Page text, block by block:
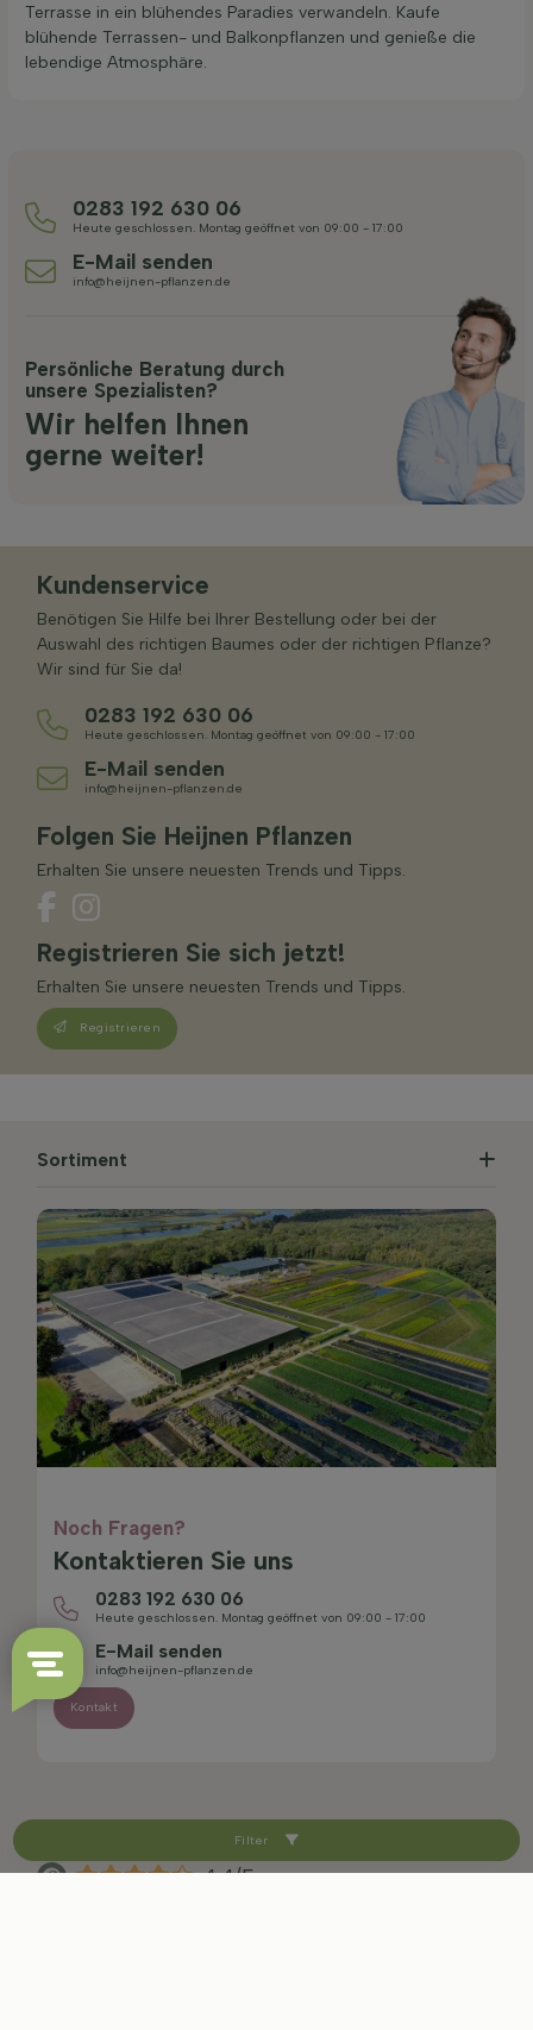
Filter
Terrasse in ein blühendes Paradies verwandeln. Kaufe
blühende Terrassen- und Balkonpflanzen und genieße die
lebendige Atmosphäre.
0283 192 630 06
Heute geschlossen. Montag geöffnet von 09:00 - 17:00
E-Mail senden
info@heijnen-pflanzen.de
Persönliche Beratung durch
unsere Spezialisten?
Wir helfen Ihnen
gerne weiter!
Kundenservice
Benötigen Sie Hilfe bei Ihrer Bestellung oder bei der
Auswahl des richtigen Baumes oder der richtigen Pflanze?
Wir sind für Sie da!
0283 192 630 06
Heute geschlossen. Montag geöffnet von 09:00 - 17:00
E-Mail senden
info@heijnen-pflanzen.de
Folgen Sie Heijnen Pflanzen
Erhalten Sie unsere neuesten Trends und Tipps.
Registrieren Sie sich jetzt!
Erhalten Sie unsere neuesten Trends und Tipps.
Registrieren
Sortiment
Noch Fragen?
Kontaktieren Sie uns
0283 192 630 06
Heute geschlossen. Montag geöffnet von 09:00 - 17:00
E-Mail senden
info@heijnen-pflanzen.de
Kontakt
4.4/5